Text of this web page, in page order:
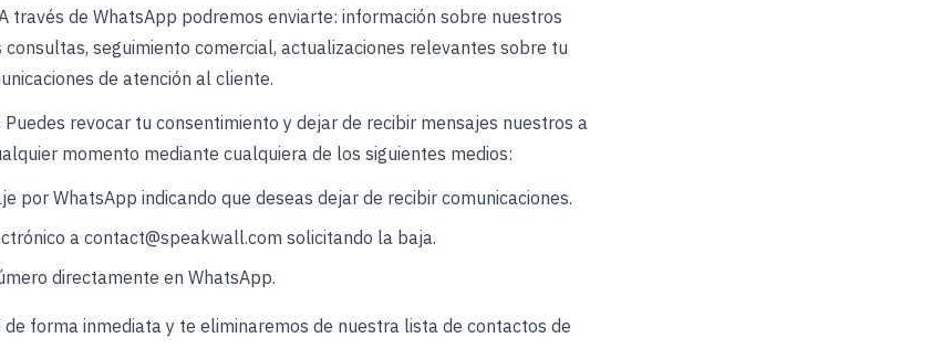
través de WhatsApp podremos enviarte: información sobre nuestros
seguimiento comercial, actualizaciones relevantes sobre tu
de atención al cliente.
Puedes revocar tu consentimiento y dejar de recibir mensajes nuestros a
momento mediante cualquiera de los siguientes medios:
por WhatsApp indicando que deseas dejar de recibir comunicaciones.
a contact@speakwall.com solicitando la baja.
directamente en WhatsApp.
forma inmediata y te eliminaremos de nuestra lista de contactos de